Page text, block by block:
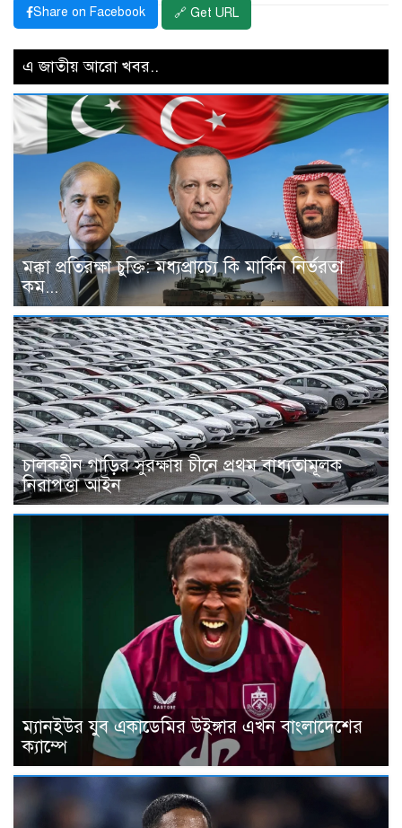
Share on Facebook 🔗 Get URL
এ জাতীয় আরো খবর..
মক্কা প্রতিরক্ষা চুক্তি: মধ্যপ্রাচ্যে কি মার্কিন নির্ভরতা
কম...
চালকহীন গাড়ির সুরক্ষায় চীনে প্রথম বাধ্যতামূলক
নিরাপত্তা আইন
ম্যানইউর যুব একাডেমির উইঙ্গার এখন বাংলাদেশের
ক্যাম্পে